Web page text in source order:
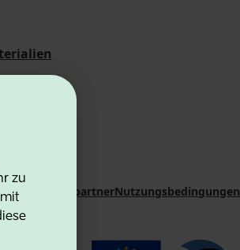
zu
KooperationspartnerNutzungsbedingungen